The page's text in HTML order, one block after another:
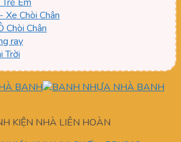
Xe Chòi Chân
Chòi Chân
ray
Trời
KIỆN NHÀ LIÊN HOÀN